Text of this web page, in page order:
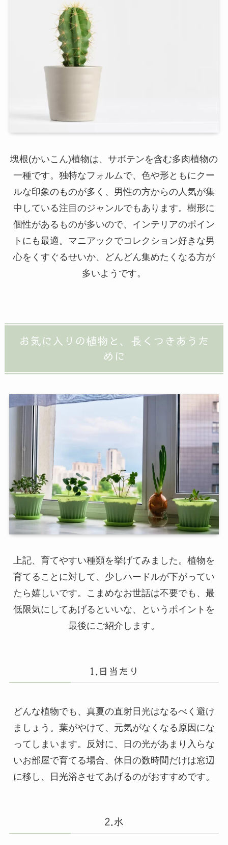
塊根(かいこん)植物は、サボテンを含む多肉植物の
一種です。独特なフォルムで、色や形ともにクー
ルな印象のものが多く、男性の方からの人気が集
中している注目のジャンルでもあります。樹形に
個性があるものが多いので、インテリアのポイン
トにも最適。マニアックでコレクション好きな男
心をくすぐるせいか、どんどん集めたくなる方が
多いようです。
お気に入りの植物と、長くつきあうた
めに
上記、育てやすい種類を挙げてみました。植物を
育てることに対して、少しハードルが下がってい
たら嬉しいです。こまめなお世話は不要でも、最
低限気にしてあげるといいな、というポイントを
最後にご紹介します。
1.日当たり
どんな植物でも、真夏の直射日光はなるべく避け
ましょう。葉がやけて、元気がなくなる原因にな
ってしまいます。反対に、日の光があまり入らな
いお部屋で育てる場合、休日の数時間だけは窓辺
に移し、日光浴させてあげるのがおすすめです。
2.水